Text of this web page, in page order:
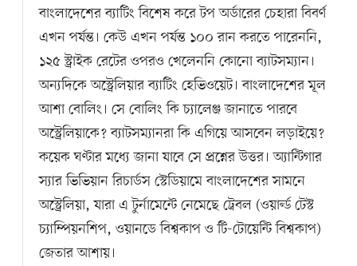
বাংলাদেশের ব্যাটিং বিশেষ করে টপ অর্ডারের চেহারা বিবর্ণ
এখন পর্যন্ত। কেউ এখন পর্যন্ত ১০০ রান করতে পারেননি,
১২৫ স্ট্রাইক রেটের ওপরও খেলেননি কোনো ব্যাটসম্যান।
অন্যদিকে অস্ট্রেলিয়ার ব্যাটিং হেভিওয়েট। বাংলাদেশের মূল
আশা বোলিং। সে বোলিং কি চ্যালেঞ্জ জানাতে পারবে
অস্ট্রেলিয়াকে? ব্যাটসম্যানরা কি এগিয়ে আসবেন লড়াইয়ে?
কয়েক ঘণ্টার মধ্যে জানা যাবে সে প্রশ্নের উত্তর। অ্যান্টিগার
স্যার ভিভিয়ান রিচার্ডস স্টেডিয়ামে বাংলাদেশের সামনে
অস্ট্রেলিয়া, যারা এ টুর্নামেন্টে নেমেছে ট্রেবল (ওয়ার্ল্ড টেস্ট
চ্যাম্পিয়নশিপ, ওয়ানডে বিশ্বকাপ ও টি-টোয়েন্টি বিশ্বকাপ)
জেতার আশায়।